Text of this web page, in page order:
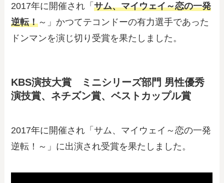
2017年に開催され「サム、マイウェイ～恋の一発
逆転！～」かつてテコンドーの有力選手であった
ドンマンを演じ切り受賞を果たしました。
KBS演技大賞 ミニシリーズ部門 男性優秀
演技賞、ネチズン賞、ベストカップル賞
2017年に開催され「サム、マイウェイ～恋の一発
逆転！～」に出演され受賞を果たしました。